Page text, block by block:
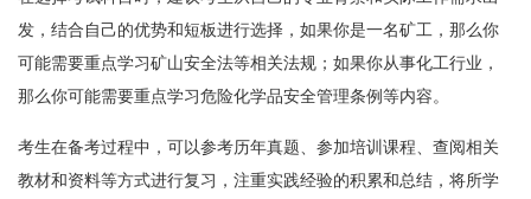
发，结合自己的优势和短板进行选择，如果你是一名矿工，那么你
可能需要重点学习矿山安全法等相关法规；如果你从事化工行业，
那么你可能需要重点学习危险化学品安全管理条例等内容。
考生在备考过程中，可以参考历年真题、参加培训课程、查阅相关
教材和资料等方式进行复习，注重实践经验的积累和总结，将所学